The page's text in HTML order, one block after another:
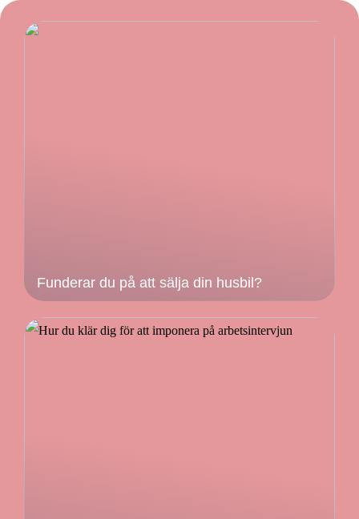
Funderar du på att sälja din husbil?